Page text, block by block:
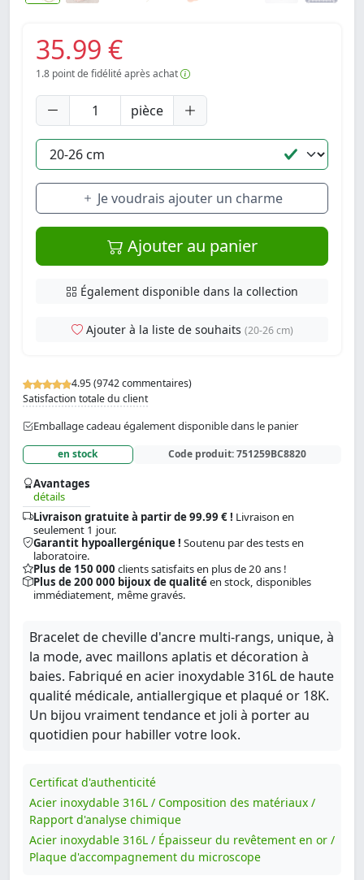
4.95 (9742 commentaires)
Satisfaction totale du client
Emballage cadeau également disponible dans le panier
en stock Code produit:751259BC8820
Avantages
détails
Livraison gratuite à partir de 99.99 € ! Livraison en
seulement 1 jour.
Garantit hypoallergénique ! Soutenu par des tests en
laboratoire.
Plus de 150 000 clients satisfaits en plus de 20 ans !
Plus de 200 000 bijoux de qualitéen stock, disponibles
immédiatement, même gravés.
35.99 €
1.8 point de fidélité après achat
pièce
Je voudrais ajouter un charme
Ajouter au panier
Également disponible dans la collection
Ajouter à la liste de souhaits (20-26 cm)
Bracelet de cheville d'ancre multi-rangs, unique, à
la mode, avec maillons aplatis et décoration à
baies. Fabriqué en acier inoxydable 316L de haute
qualité médicale, antiallergique et plaqué or 18K.
Un bijou vraiment tendance et joli à porter au
quotidien pour habiller votre look.
Certificat d'authenticité
Acier inoxydable 316L / Composition des matériaux /
Rapport d'analyse chimique
Acier inoxydable 316L / Épaisseur du revêtement en or /
Plaque d'accompagnement du microscope